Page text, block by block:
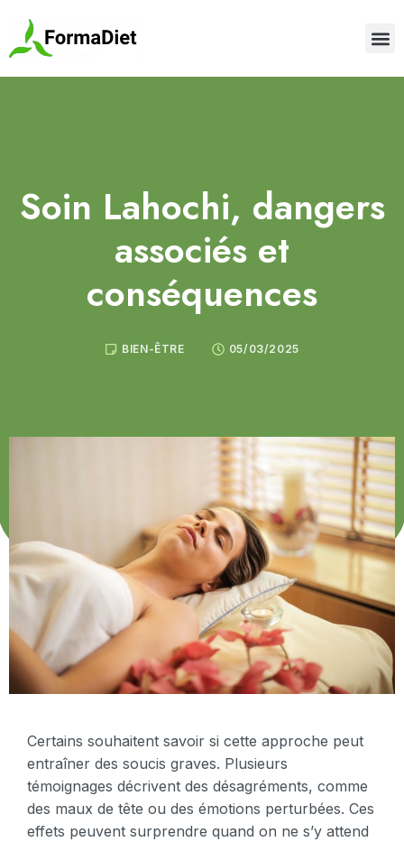
Soin Lahochi, dangers
associés et
conséquences
BIEN-ÊTRE 05/03/2025
Certains souhaitent savoir si cette approche peut
entraîner des soucis graves. Plusieurs
témoignages décrivent des désagréments, comme
des maux de tête ou des émotions perturbées. Ces
effets peuvent surprendre quand on ne s’y attend